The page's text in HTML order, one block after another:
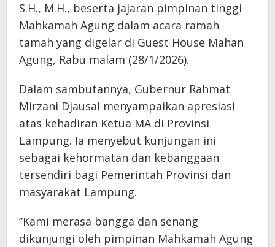
S.H., M.H., beserta jajaran pimpinan tinggi
Mahkamah Agung dalam acara ramah
tamah yang digelar di Guest House Mahan
Agung, Rabu malam (28/1/2026).
​Dalam sambutannya, Gubernur Rahmat
Mirzani Djausal menyampaikan apresiasi
atas kehadiran Ketua MA di Provinsi
Lampung. Ia menyebut kunjungan ini
sebagai kehormatan dan kebanggaan
tersendiri bagi Pemerintah Provinsi dan
masyarakat Lampung.
​”Kami merasa bangga dan senang
dikunjungi oleh pimpinan Mahkamah Agung